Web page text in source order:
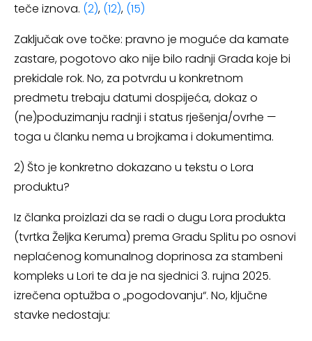
teče iznova. (2), (12), (15)
Zaključak ove točke: pravno je moguće da kamate
zastare, pogotovo ako nije bilo radnji Grada koje bi
prekidale rok. No, za potvrdu u konkretnom
predmetu trebaju datumi dospijeća, dokaz o
(ne)poduzimanju radnji i status rješenja/ovrhe —
toga u članku nema u brojkama i dokumentima.
2) Što je konkretno dokazano u tekstu o Lora
produktu?
Iz članka proizlazi da se radi o dugu Lora produkta
(tvrtka Željka Keruma) prema Gradu Splitu po osnovi
neplaćenog komunalnog doprinosa za stambeni
kompleks u Lori te da je na sjednici 3. rujna 2025.
izrečena optužba o „pogodovanju“. No, ključne
stavke nedostaju: